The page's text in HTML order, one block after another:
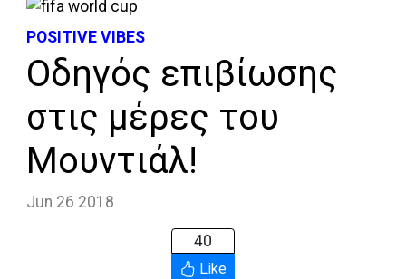
POSITIVE VIBES
Οδηγός επιβίωσης
στις μέρες του
Μουντιάλ!
Jun 26 2018
40
Like